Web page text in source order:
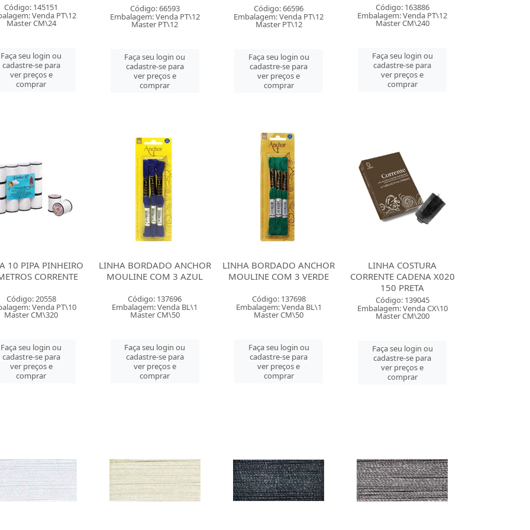
Código: 145151
Venda PT\12
Master CM\24
Faça seu login ou
cadastre-se para
ver preços e
comprar
Código: 66593
Embalagem: Venda PT\12
Master PT\12
Faça seu login ou
cadastre-se para
ver preços e
comprar
Código: 66596
Embalagem: Venda PT\12
Master PT\12
Faça seu login ou
cadastre-se para
ver preços e
comprar
Código: 163886
Embalagem: Venda PT\12
Master CM\240
Faça seu login ou
cadastre-se para
ver preços e
comprar
10 PIPA PINHEIRO
CORRENTE
Código: 20558
Venda PT\10
Master CM\320
Faça seu login ou
cadastre-se para
ver preços e
comprar
LINHA BORDADO ANCHOR
MOULINE COM 3 AZUL
Código: 137696
Embalagem: Venda BL\1
Master CM\50
Faça seu login ou
cadastre-se para
ver preços e
comprar
LINHA BORDADO ANCHOR
MOULINE COM 3 VERDE
Código: 137698
Embalagem: Venda BL\1
Master CM\50
Faça seu login ou
cadastre-se para
ver preços e
comprar
LINHA COSTURA
CORRENTE CADENA X020
150 PRETA
Código: 139045
Embalagem: Venda CX\10
Master CM\200
Faça seu login ou
cadastre-se para
ver preços e
comprar